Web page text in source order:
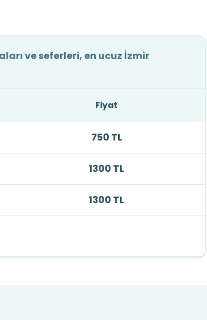
ve seferleri, en ucuz İzmir
Fiyat
750 TL
1300 TL
1300 TL